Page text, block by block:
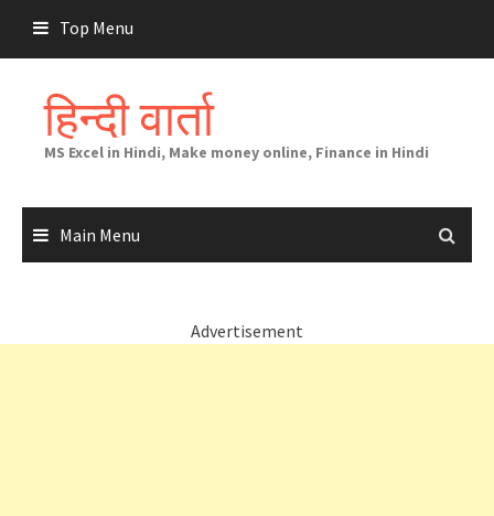
content
Top Menu
हिन्दी वार्ता
MS Excel in Hindi, Make money online, Finance in Hindi
Main Menu
Advertisement